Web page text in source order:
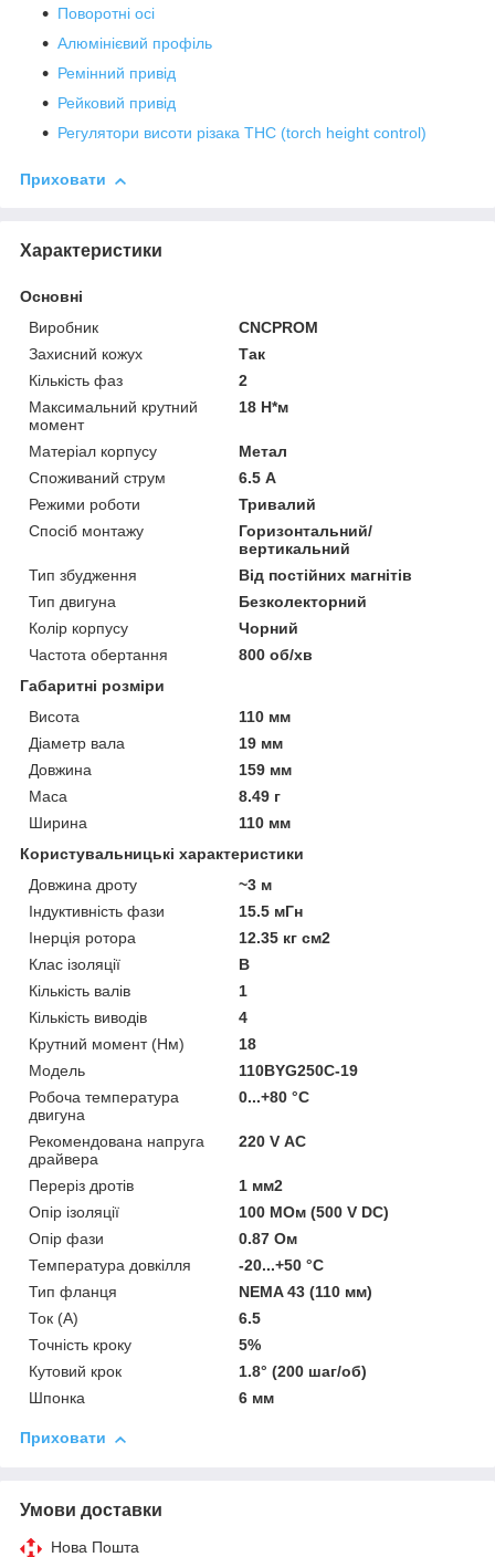
Поворотні осі
Алюмінієвий профіль
Ремінний привід
Рейковий привід
Регулятори висоти різака THC (torch height control)
Приховати
Характеристики
Основні
Виробник
CNCPROM
Захисний кожух
Так
Кількість фаз
2
Максимальний крутний
момент
18 Н*м
Матеріал корпусу
Метал
Споживаний струм
6.5 А
Режими роботи
Тривалий
Спосіб монтажу
Горизонтальний/
вертикальний
Тип збудження
Від постійних магнітів
Тип двигуна
Безколекторний
Колір корпусу
Чорний
Частота обертання
800 об/хв
Габаритні розміри
Висота
110 мм
Діаметр вала
19 мм
Довжина
159 мм
Маса
8.49 г
Ширина
110 мм
Користувальницькі характеристики
Довжина дроту
~3 м
Індуктивність фази
15.5 мГн
Інерція ротора
12.35 кг см2
Клас ізоляції
В
Кількість валів
1
Кількість виводів
4
Крутний момент (Нм)
18
Мoдель
110BYG250C-19
Робоча температура
двигуна
0...+80 °C
Рекомендована напруга
драйвера
220 V АC
Переріз дротів
1 мм2
Опір ізоляції
100 МОм (500 V DC)
Опір фази
0.87 Ом
Температура довкілля
-20...+50 °C
Тип фланця
NEMA 43 (110 мм)
Ток (A)
6.5
Точність кроку
5%
Кутовий крок
1.8° (200 шаг/об)
Шпонка
6 мм
Приховати
Умови доставки
Нова Пошта